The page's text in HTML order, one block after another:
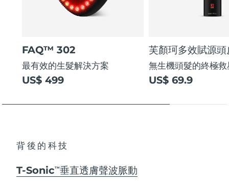
FAQ™ 302
最有效的生髮解決方案
US$ 499
芙顏珂多效賦源
無生機頭髮的終極救
US$ 69.9
背後的科技
T-SonicTM 垂直透膚聲波脈動